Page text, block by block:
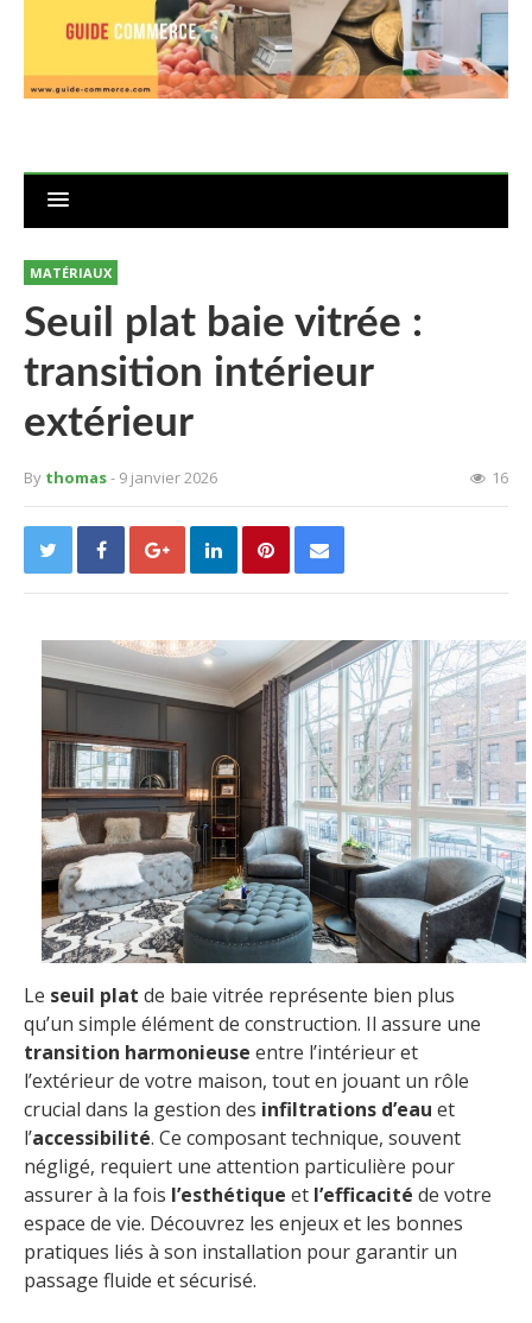
MATÉRIAUX
Seuil plat baie vitrée :
transition intérieur
extérieur
By thomas- 9 janvier 2026 16
Le seuil plat de baie vitrée représente bien plus
qu’un simple élément de construction. Il assure une
transition harmonieuse entre l’intérieur et
l’extérieur de votre maison, tout en jouant un rôle
crucial dans la gestion des infiltrations d’eau et
l’accessibilité. Ce composant technique, souvent
négligé, requiert une attention particulière pour
assurer à la fois l’esthétique et l’efficacité de votre
espace de vie. Découvrez les enjeux et les bonnes
pratiques liés à son installation pour garantir un
passage fluide et sécurisé.